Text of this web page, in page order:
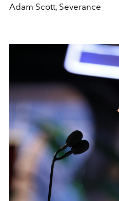
Adam Scott, Severance